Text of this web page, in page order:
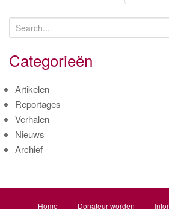
e
a
r
Categorieën
Artikelen
Reportages
Verhalen
Nieuws
Archief
Home Donateur worden